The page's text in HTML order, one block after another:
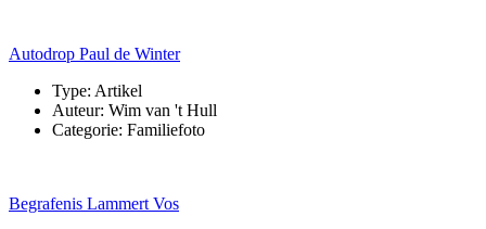
Autodrop Paul de Winter
Type: Artikel
Auteur: Wim van 't Hull
Categorie: Familiefoto
Begrafenis Lammert Vos